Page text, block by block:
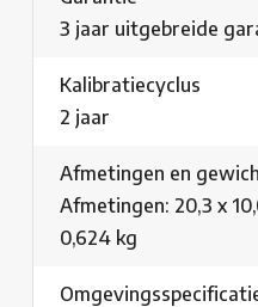
3 jaar uitgebreide
Kalibratiecyclus
2 jaar
Afmetingen en
Afmetingen: 20,3 x
0,624 kg